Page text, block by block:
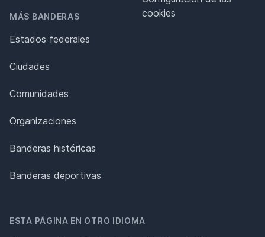
MÁS BANDERAS
Estados federales
Ciudades
Comunidades
Organizaciones
Banderas históricas
Banderas deportivas
cookies
ESTA PÁGINA EN OTRO IDIOMA